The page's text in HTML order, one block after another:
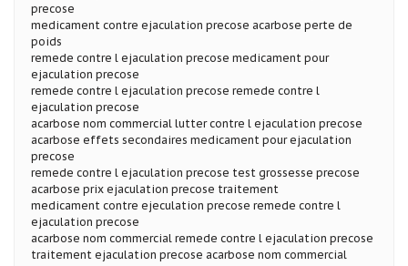
precose
medicament contre ejaculation precose acarbose perte de
poids
remede contre l ejaculation precose medicament pour
ejaculation precose
remede contre l ejaculation precose remede contre l
ejaculation precose
acarbose nom commercial lutter contre l ejaculation precose
acarbose effets secondaires medicament pour ejaculation
precose
remede contre l ejaculation precose test grossesse precose
acarbose prix ejaculation precose traitement
medicament contre ejeculation precose remede contre l
ejaculation precose
acarbose nom commercial remede contre l ejaculation precose
traitement ejaculation precose acarbose nom commercial